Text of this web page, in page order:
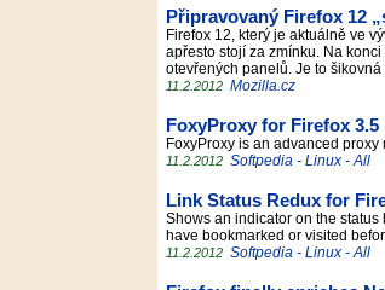
Připravovaný Firefox 12
Firefox 12, který je aktuálně ve
apřesto stojí za zmínku. Na
otevřených panelů. Je to šikovná
11.2.2012 Mozilla.cz
FoxyProxy for Firefox 3.5
FoxyProxy is an advanced
11.2.2012 Softpedia - Linux - All
Link Status Redux for
Shows an indicator on the
have bookmarked or visited
11.2.2012 Softpedia - Linux - All